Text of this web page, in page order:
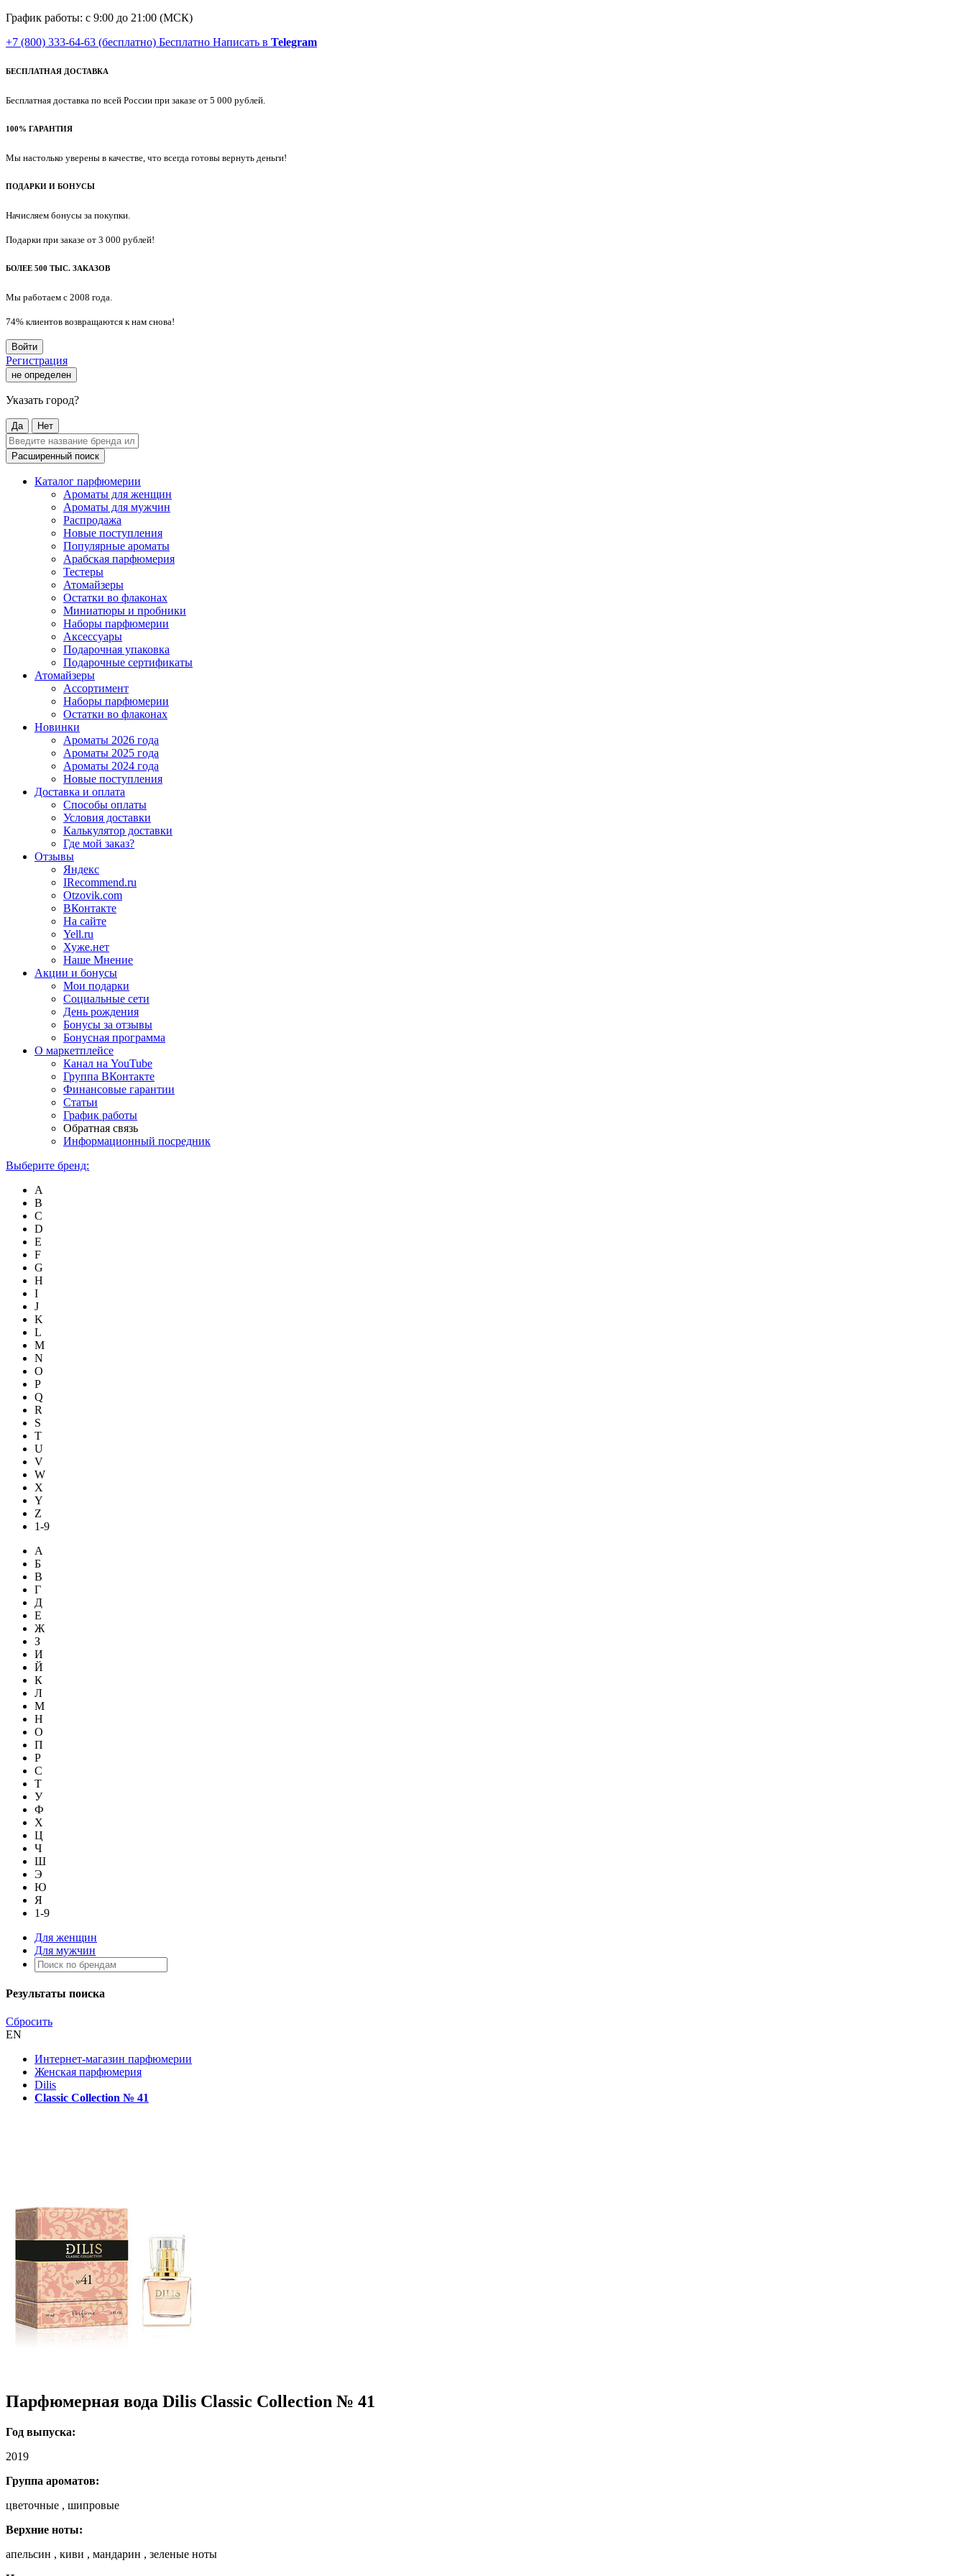
График работы: с 9:00 до 21:00 (МСК)
+7 (800) 333-64-63 (бесплатно) Бесплатно Написать в Telegram
БЕСПЛАТНАЯ ДОСТАВКА
Бесплатная доставка по всей России при заказе от 5 000 рублей.
100% ГАРАНТИЯ
Мы настолько уверены в качестве, что всегда готовы вернуть деньги!
ПОДАРКИ И БОНУСЫ
Начисляем бонусы за покупки.
Подарки при заказе от 3 000 рублей!
БОЛЕЕ 500 ТЫС. ЗАКАЗОВ
Мы работаем с 2008 года.
74% клиентов возвращаются к нам снова!
Войти
Регистрация
не определен
Указать город?
Да Нет
Расширенный поиск
Каталог парфюмерии
Ароматы для женщин
Ароматы для мужчин
Распродажа
Новые поступления
Популярные ароматы
Арабская парфюмерия
Тестеры
Атомайзеры
Остатки во флаконах
Миниатюры и пробники
Наборы парфюмерии
Аксессуары
Подарочная упаковка
Подарочные сертификаты
Атомайзеры
Ассортимент
Наборы парфюмерии
Остатки во флаконах
Новинки
Ароматы 2026 года
Ароматы 2025 года
Ароматы 2024 года
Новые поступления
Доставка и оплата
Способы оплаты
Условия доставки
Калькулятор доставки
Где мой заказ?
Отзывы
Яндекс
IRecommend.ru
Otzovik.com
ВКонтакте
На сайте
Yell.ru
Хуже.нет
Наше Мнение
Акции и бонусы
Мои подарки
Социальные сети
День рождения
Бонусы за отзывы
Бонусная программа
О маркетплейсе
Канал на YouTube
Группа ВКонтакте
Финансовые гарантии
Статьи
График работы
Обратная связь
Информационный посредник
Выберите бренд:
A
B
C
D
E
F
G
H
I
J
K
L
M
N
O
P
Q
R
S
T
U
V
W
X
Y
Z
1-9
А
Б
В
Г
Д
Е
Ж
З
И
Й
К
Л
М
Н
О
П
Р
С
Т
У
Ф
Х
Ц
Ч
Ш
Э
Ю
Я
1-9
Для женщин
Для мужчин
Результаты поиска
Сбросить
EN
Интернет-магазин парфюмерии
Женская парфюмерия
Dilis
Classic Collection № 41
Парфюмерная вода Dilis Classic Collection № 41
Год выпуска:
2019
Группа ароматов:
цветочные , шипровые
Верхние ноты:
апельсин , киви , мандарин , зеленые ноты